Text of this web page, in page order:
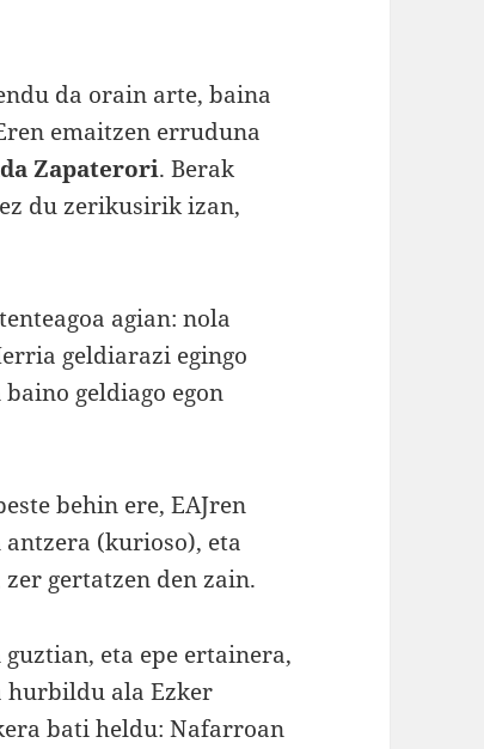
da orain arte, baina
emaitzen erruduna
Zapaterori. Berak
du zerikusirik izan,
agian: nola
geldiarazi egingo
geldiago egon
behin ere, EAJren
(kurioso), eta
gertatzen den zain.
eta epe ertainera,
hurbildu ala Ezker
bati heldu: Nafarroan